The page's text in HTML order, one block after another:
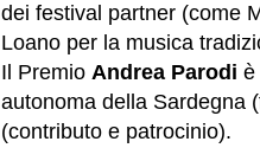
dei festival partner (come
Loano per la musica
Il Premio Andrea Parodi è
autonoma della Sardegna
(contributo e patrocinio).